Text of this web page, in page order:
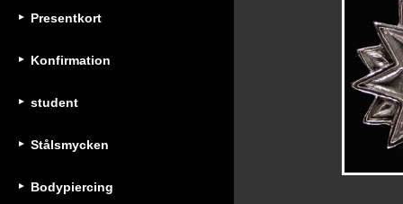
Presentkort
Konfirmation
student
Stålsmycken
Bodypiercing